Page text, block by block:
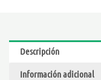
Descripción
Información adicional